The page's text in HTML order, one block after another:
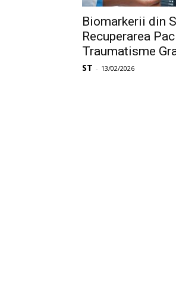
Biomarkerii din
Recuperarea
Traumatisme
ST - 13/02/2026